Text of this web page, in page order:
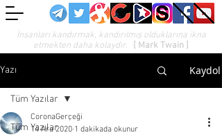
İnsanları kandırmak, kandırılmış olduklarına ikna
etmekten daha kolaydır.
[ Mark Twain ]
Yazı Kaydol
Tüm Yazılar
Tüm Yazılar
CoronaGerçeği
14 Ara 2020 1 dakikada okunur